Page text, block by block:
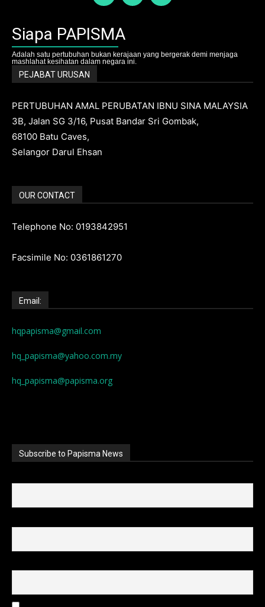
Siapa PAPISMA
Adalah satu pertubuhan bukan kerajaan yang bergerak demi menjaga
mashlahat kesihatan dalam negara ini.
PEJABAT URUSAN
PERTUBUHAN AMAL PERUBATAN IBNU SINA MALAYSIA
3B, Jalan SG 3/16, Pusat Bandar Sri Gombak,
68100 Batu Caves,
Selangor Darul Ehsan
OUR CONTACT
Telephone No: 0193842951
Facsimile No: 0361861270
Email:
hqpapisma@gmail.com
hq_papisma@yahoo.com.my
hq_papisma@papisma.org
Subscribe to Papisma News